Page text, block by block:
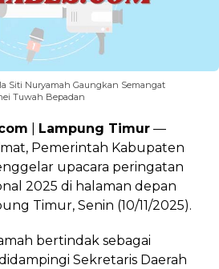
Siti Nuryamah Gaungkan Semangat
Tuwah Bepadan
Lampung Timur —
Pemerintah Kabupaten
upacara peringatan
2025 di halaman depan
Timur, Senin (10/11/2025).
bertindak sebagai
Sekretaris Daerah